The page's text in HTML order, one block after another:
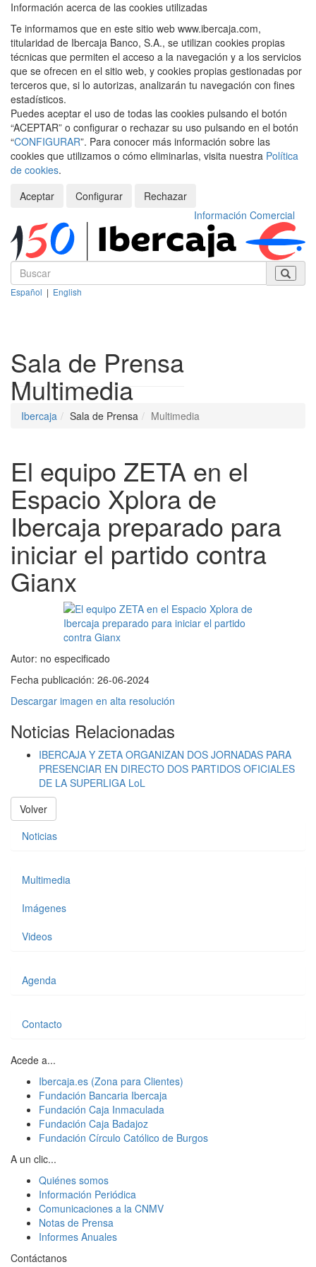
Información acerca de las cookies utilizadas
Te informamos que en este sitio web www.ibercaja.com,
titularidad de Ibercaja Banco, S.A., se utilizan cookies propias
técnicas que permiten el acceso a la navegación y a los servicios
que se ofrecen en el sitio web, y cookies propias gestionadas por
terceros que, si lo autorizas, analizarán tu navegación con fines
estadísticos.
Puedes aceptar el uso de todas las cookies pulsando el botón
“ACEPTAR” o configurar o rechazar su uso pulsando en el botón
“CONFIGURAR”. Para conocer más información sobre las
cookies que utilizamos o cómo eliminarlas, visita nuestra Política
de cookies.
Aceptar
Configurar
Rechazar
Información Comercial
Español | English
Sala de Prensa
Multimedia
Ibercaja Sala de Prensa Multimedia
El equipo ZETA en el
Espacio Xplora de
Ibercaja preparado para
iniciar el partido contra
Gianx
Autor: no especificado
Fecha publicación: 26-06-2024
Descargar imagen en alta resolución
Noticias Relacionadas
IBERCAJA Y ZETA ORGANIZAN DOS JORNADAS PARA
PRESENCIAR EN DIRECTO DOS PARTIDOS OFICIALES
DE LA SUPERLIGA LoL
Volver
Noticias
Multimedia
Imágenes
Videos
Agenda
Contacto
Acede a...
Ibercaja.es (Zona para Clientes)
Fundación Bancaria Ibercaja
Fundación Caja Inmaculada
Fundación Caja Badajoz
Fundación Círculo Católico de Burgos
A un clic...
Quiénes somos
Información Periódica
Comunicaciones a la CNMV
Notas de Prensa
Informes Anuales
Contáctanos